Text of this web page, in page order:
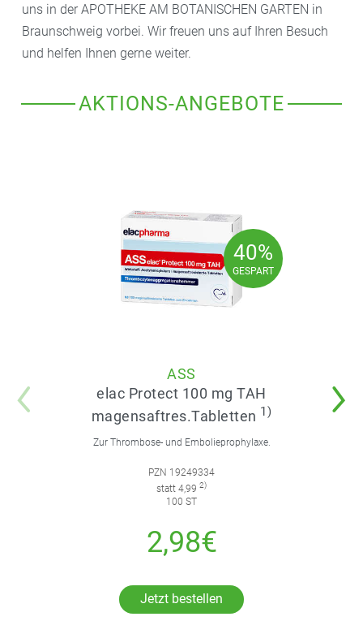
uns in der APOTHEKE AM BOTANISCHEN GARTEN in
Braunschweig vorbei. Wir freuen uns auf Ihren Besuch
und helfen Ihnen gerne weiter.
AKTIONS-ANGEBOTE
40%
GESPART
40%
GESPART
ASS
elac Protect 100 mg TAH
magensaftres.Tabletten 1)
Zur Thrombose- und Embolieprophylaxe.
PZN 19249334
statt 4,99 2)
100 ST
2,98€
Jetzt bestellen